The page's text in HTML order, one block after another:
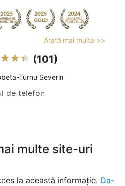
Arată mai multe >>
(101)
Turnu Severin
de telefon
multe site-uri
la această informație. Da-